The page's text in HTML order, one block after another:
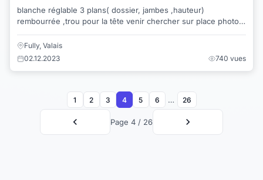
blanche réglable 3 plans( dossier, jambes ,hauteur)
rembourrée ,trou pour la tête venir chercher sur place photos
Fully, Valais
02.12.2023
740 vues
Page 4 / 26
1 2 3 4 5 6 … 26